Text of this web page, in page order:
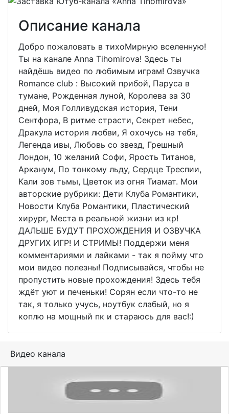
Описание канала
Добро пожаловать в тихоМирную вселенную!
Ты на канале Anna Tihomirova! Здесь ты
найдёшь видео по любимым играм! Озвучка
Romance club : Высокий прибой, Паруса в
тумане, Рожденная луной, Королева за 30
дней, Моя Голливудская история, Тени
Сентфора, В ритме страсти, Секрет небес,
Дракула история любви, Я охочусь на тебя,
Легенда ивы, Любовь со звезд, Грешный
Лондон, 10 желаний Софи, Ярость Титанов,
Арканум, По тонкому льду, Сердце Треспии,
Кали зов тьмы, Цветок из огня Тиамат. Мои
авторские рубрики: Дети Клуба Романтики,
Новости Клуба Романтики, Пластический
хирург, Места в реальной жизни из кр!
ДАЛЬШЕ БУДУТ ПРОХОЖДЕНИЯ И ОЗВУЧКА
ДРУГИХ ИГР! И СТРИМЫ! Поддержи меня
комментариями и лайками - так я пойму что
мои видео полезны! Подписывайся, чтобы не
пропустить новые прохождения! Здесь тебя
ждёт уют и печеньки! Сорян если что-то не
так, я только учусь, ноутбук слабый, но я
коплю на мощный пк и стараюсь для вас!:)
Видео канала